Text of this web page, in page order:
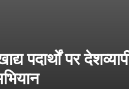
पदार्थों पर